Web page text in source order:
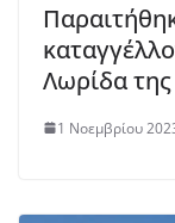
Λωρίδα
1 Νοεμβρίου